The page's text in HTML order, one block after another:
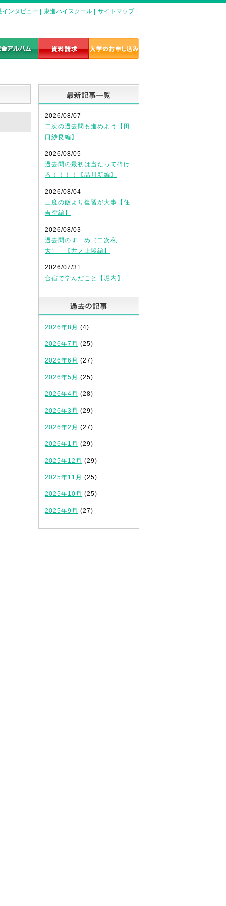
インタビュー 東進ハイスクール サイトマップ
2026/08/07
二次の過去問も進めよう【田
口紗良編】
2026/08/05
過去問の最初は当たって砕け
ろ！！！！【品川新編】
2026/08/04
三度の飯より復習が大事【住
吉空編】
2026/08/03
過去問のすゝめ（二次私
大） 【井ノ上駿編】
2026/07/31
合宿で学んだこと【堀内】
2026年8月 (4)
2026年7月 (25)
2026年6月 (27)
2026年5月 (25)
2026年4月 (28)
2026年3月 (29)
2026年2月 (27)
2026年1月 (29)
2025年12月 (29)
2025年11月 (25)
2025年10月 (25)
2025年9月 (27)